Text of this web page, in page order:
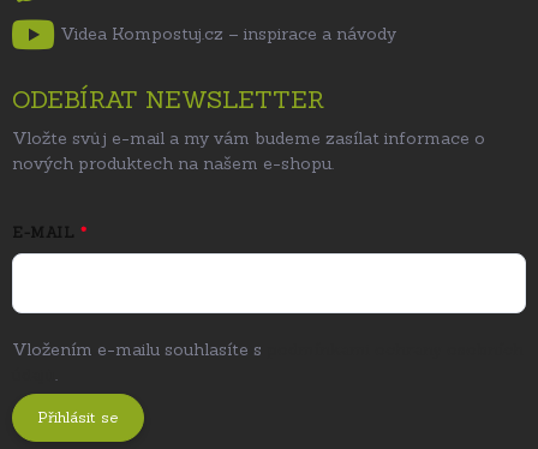
Videa Kompostuj.cz – inspirace a návody
ODEBÍRAT NEWSLETTER
Vložte svůj e-mail a my vám budeme zasílat informace o
nových produktech na našem e-shopu.
E-MAIL
Vložením e-mailu souhlasíte s
.
Přihlásit se